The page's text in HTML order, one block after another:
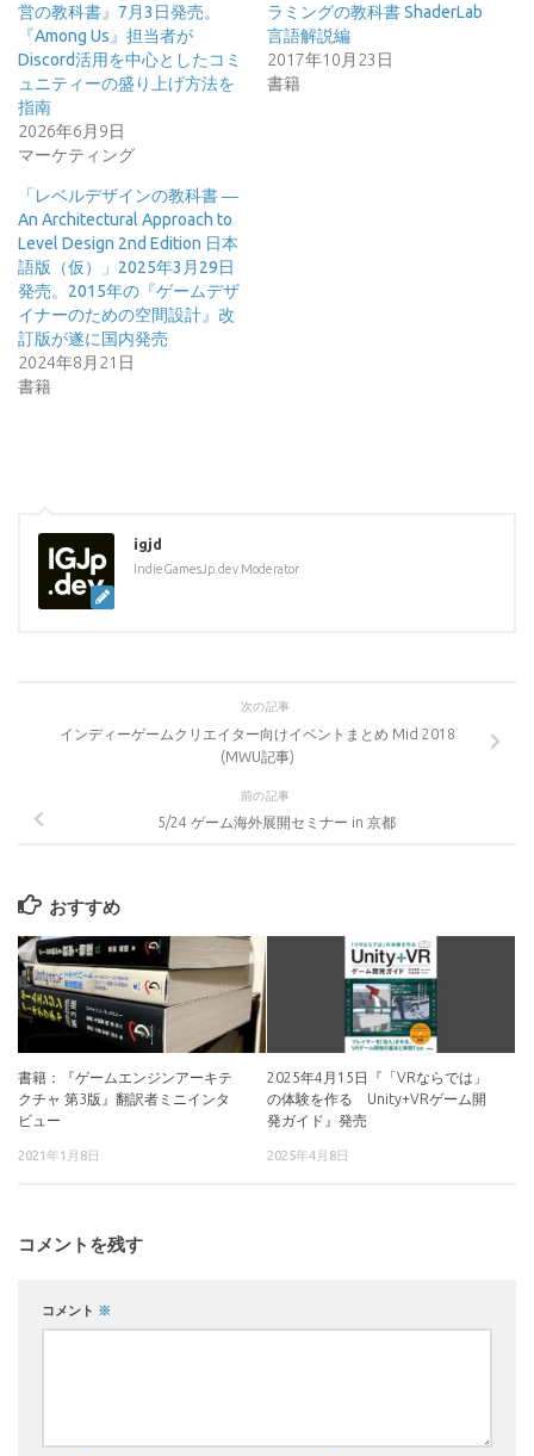
営の教科書』7月3日発売。
『Among Us』担当者が
Discord活用を中心としたコミ
ュニティーの盛り上げ方法を
指南
2026年6月9日
マーケティング
ラミングの教科書 ShaderLab
言語解説編
2017年10月23日
書籍
「レベルデザインの教科書 ―
An Architectural Approach to
Level Design 2nd Edition 日本
語版（仮）」2025年3月29日
発売。2015年の『ゲームデザ
イナーのための空間設計』改
訂版が遂に国内発売
2024年8月21日
書籍
igjd
IndieGamesJp.dev Moderator
次の記事
インディーゲームクリエイター向けイベントまとめ Mid 2018
(MWU記事)
前の記事
5/24 ゲーム海外展開セミナー in 京都
おすすめ
書籍：『ゲームエンジンアーキテ
クチャ 第3版』翻訳者ミニインタ
ビュー
2021年1月8日
2025年4月15日『「VRならでは」
の体験を作る Unity+VRゲーム開
発ガイド』発売
2025年4月8日
コメントを残す
コメント ※